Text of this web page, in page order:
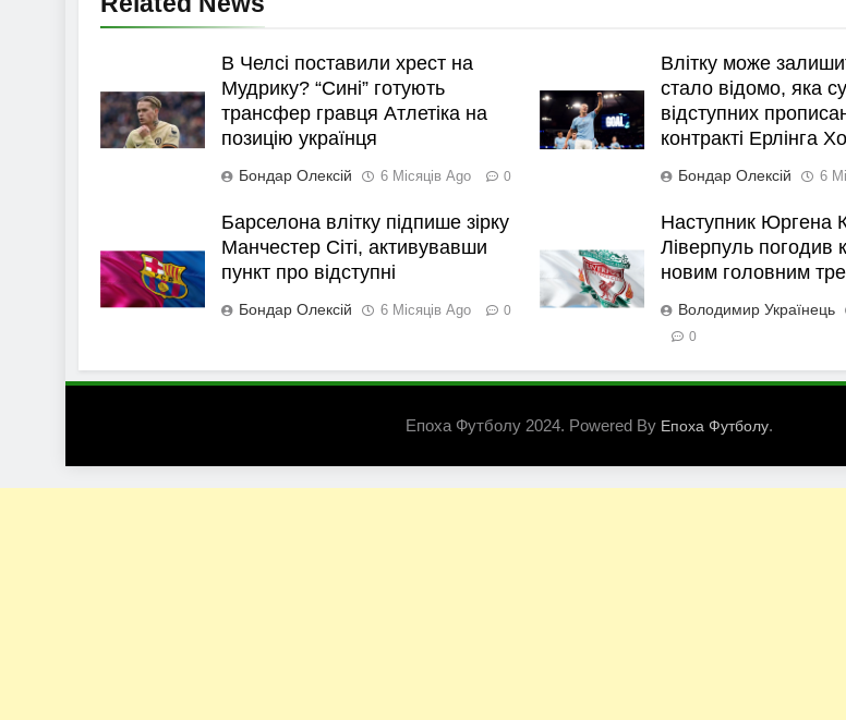
В Челсі поставили хрест на
Мудрику? “Сині” готують
трансфер гравця Атлетіка на
позицію українця
Бондар Олексій 6 Місяців Ago 0
Влітку може
стало відомо, яка
відступних
контракті Ерлінга
Бондар Олексій 6
Барселона влітку підпише зірку
Манчестер Сіті, активувавши
пункт про відступні
Бондар Олексій 6 Місяців Ago 0
Наступник Юргена
Ліверпуль погодив
новим головним
Володимир Українець
0
Епоха Футболу 2024. Powered By Епоха Футболу.